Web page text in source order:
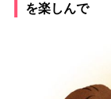
を楽しんで